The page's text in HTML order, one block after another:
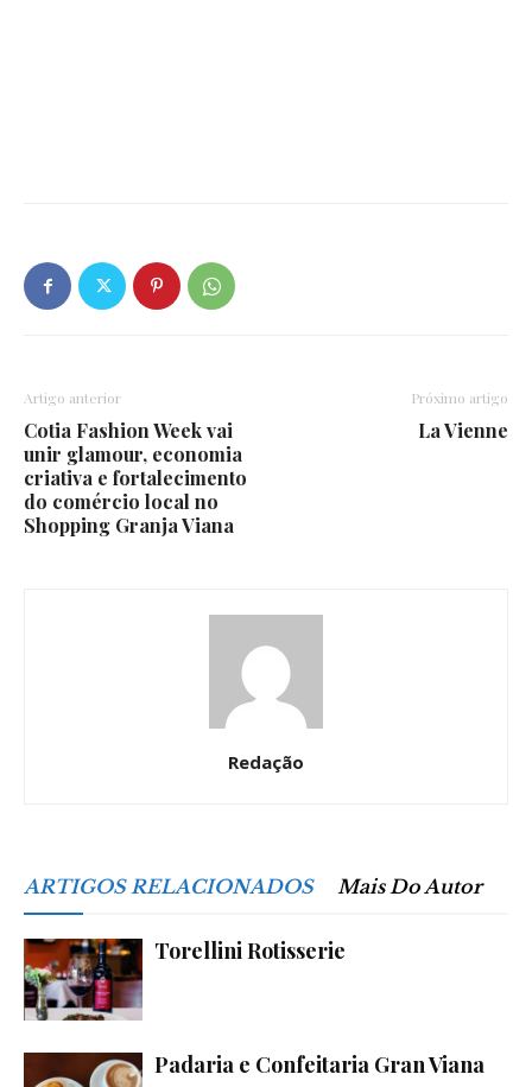
Artigo anterior
Cotia Fashion Week vai
unir glamour, economia
criativa e fortalecimento
do comércio local no
Shopping Granja Viana
Próximo artigo
La Vienne
Redação
ARTIGOS RELACIONADOS Mais Do Autor
Torellini Rotisserie
Padaria e Confeitaria Gran Viana